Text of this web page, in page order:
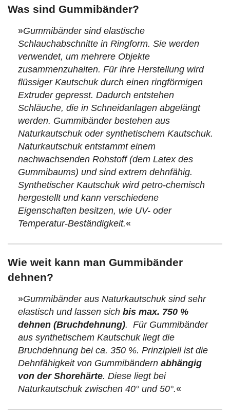
Was sind Gummibänder?
»Gummibänder sind elastische
Schlauchabschnitte in Ringform. Sie werden
verwendet, um mehrere Objekte
zusammenzuhalten. Für ihre Herstellung wird
flüssiger Kautschuk durch einen ringförmigen
Extruder gepresst. Dadurch entstehen
Schläuche, die in Schneidanlagen abgelängt
werden. Gummibänder bestehen aus
Naturkautschuk oder synthetischem Kautschuk.
Naturkautschuk entstammt einem
nachwachsenden Rohstoff (dem Latex des
Gummibaums) und sind extrem dehnfähig.
Synthetischer Kautschuk wird petro-chemisch
hergestellt und kann verschiedene
Eigenschaften besitzen, wie UV- oder
Temperatur-Beständigkeit.«
Wie weit kann man Gummibänder
dehnen?
»Gummibänder aus Naturkautschuk sind sehr
elastisch und lassen sich bis max. 750 %
dehnen (Bruchdehnung). Für Gummibänder
aus synthetischem Kautschuk liegt die
Bruchdehnung bei ca. 350 %. Prinzipiell ist die
Dehnfähigkeit von Gummibändern abhängig
von der Shorehärte. Diese liegt bei
Naturkautschuk zwischen 40° und 50°.«